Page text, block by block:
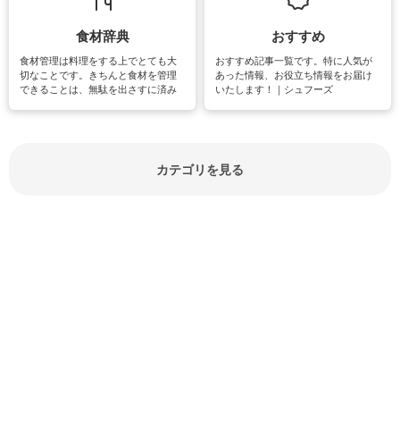
紹介しています。
食材辞典
食材管理は料理をする上でとても大
切なことです。きちんと食材を管理
できることは、無駄を出さすに済み
おすすめ
おすすめ記事一覧です。特に人気が
あった情報、お役立ち情報をお届け
いたします！｜シュフーズ
カテゴリを見る